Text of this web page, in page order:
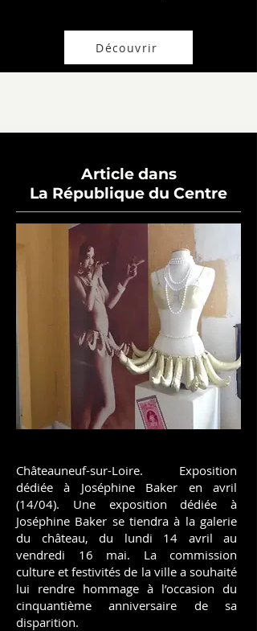
Découvrir
Article dans
La République du Centre
Châteauneuf-sur-Loire. Exposition
dédiée à Joséphine Baker en avril
(14/04). Une exposition dédiée à
Joséphine Baker se tiendra à la galerie
du château, du lundi 14 avril au
vendredi 16 mai. La commission
culture et festivités de la ville a souhaité
lui rendre hommage à l’occasion du
cinquantième anniversaire de sa
disparition.